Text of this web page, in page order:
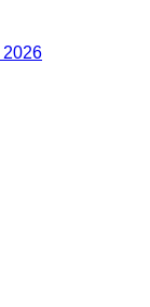
2026